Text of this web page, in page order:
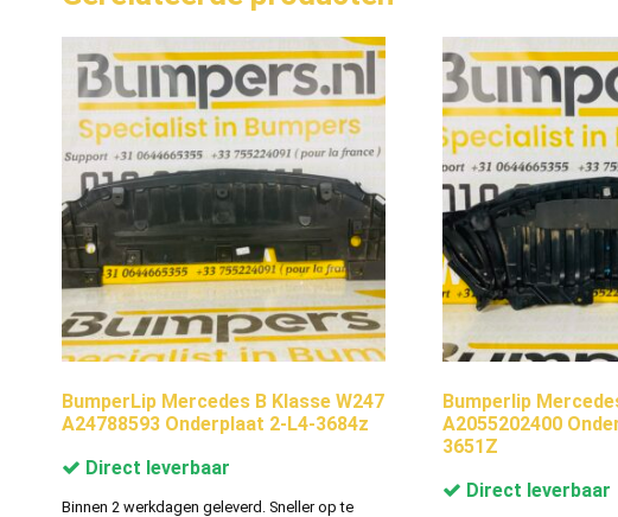
BumperLip Mercedes B Klasse W247
A24788593 Onderplaat 2-L4-3684z
Direct leverbaar
Binnen 2 werkdagen geleverd. Sneller op te
Bumperlip
A2055202400
3651Z
Direct leverbaar